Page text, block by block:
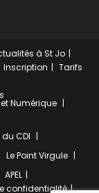
à St Jo
Inscription Tarifs
Numérique
CDI
Le Point Virgule
APEL
confidentialité